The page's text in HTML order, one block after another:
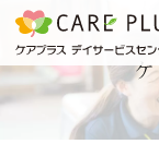
こんな方に
おすすめ